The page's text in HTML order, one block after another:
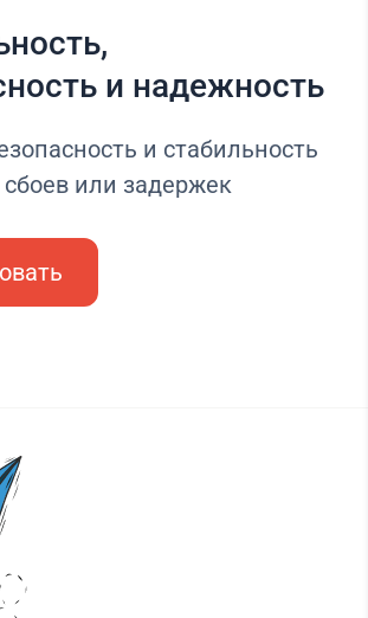
и надежность
и стабильность
или задержек